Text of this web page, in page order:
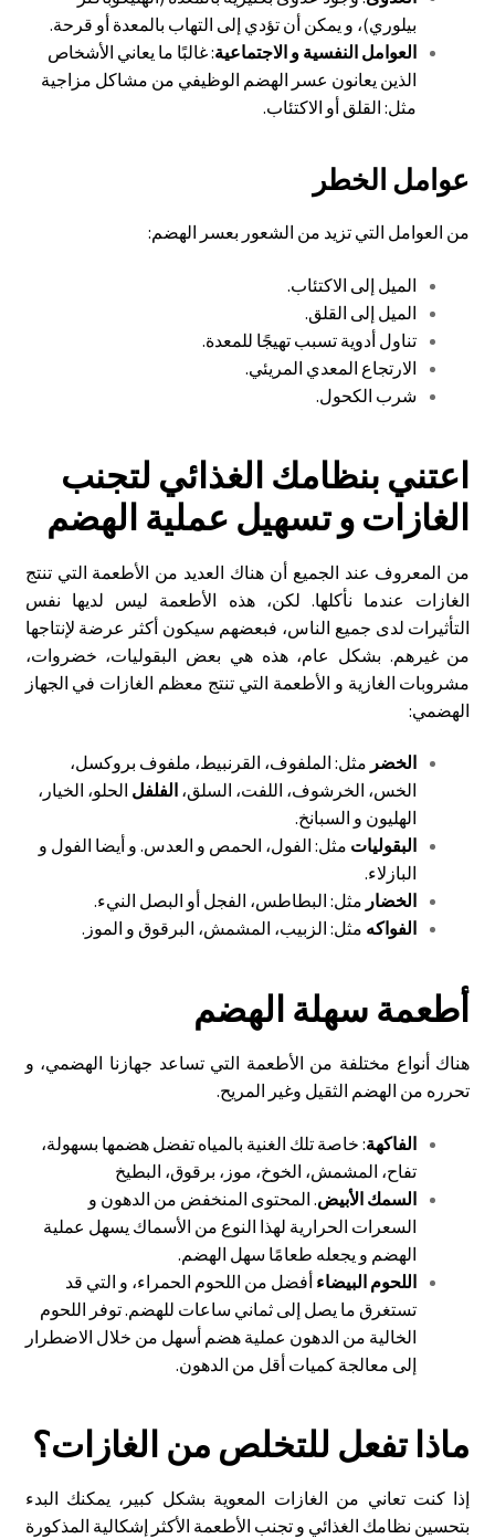
بيلوري)، و يمكن أن تؤدي إلى التهاب بالمعدة أو قرحة.
العوامل النفسية و الاجتماعية: غالبًا ما يعاني الأشخاص
الذين يعانون عسر الهضم الوظيفي من مشاكل مزاجية
مثل: القلق أو الاكتئاب.
عوامل الخطر
من العوامل التي تزيد من الشعور بعسر الهضم:
الميل إلى الاكتئاب.
الميل إلى القلق.
تناول أدوية تسبب تهيجًا للمعدة.
الارتجاع المعدي المريئي.
شرب الكحول.
اعتني بنظامك الغذائي لتجنب
الغازات و تسهيل عملية الهضم
من المعروف عند الجميع أن هناك العديد من الأطعمة التي تنتج
الغازات عندما نأكلها. لكن، هذه الأطعمة ليس لديها نفس
التأثيرات لدى جميع الناس، فبعضهم سيكون أكثر عرضة لإنتاجها
من غيرهم. بشكل عام، هذه هي بعض البقوليات، خضروات،
مشروبات الغازية و الأطعمة التي تنتج معظم الغازات في الجهاز
الهضمي:
الخضر مثل: الملفوف، القرنبيط، ملفوف بروكسل،
الخس، الخرشوف، اللفت، السلق، الفلفل الحلو، الخيار،
الهليون و السبانخ.
البقوليات مثل: الفول، الحمص و العدس. و أيضا الفول و
البازلاء.
الخضار مثل: البطاطس، الفجل أو البصل النيء.
الفواكه مثل: الزبيب، المشمش، البرقوق و الموز.
أطعمة سهلة الهضم
هناك أنواع مختلفة من الأطعمة التي تساعد جهازنا الهضمي، و
تحرره من الهضم الثقيل وغير المريح.
الفاكهة: خاصة تلك الغنية بالمياه تفضل هضمها بسهولة،
تفاح، المشمش، الخوخ، موز، برقوق، البطيخ
السمك الأبيض. المحتوى المنخفض من الدهون و
السعرات الحرارية لهذا النوع من الأسماك يسهل عملية
الهضم و يجعله طعامًا سهل الهضم.
اللحوم البيضاء أفضل من اللحوم الحمراء، و التي قد
تستغرق ما يصل إلى ثماني ساعات للهضم. توفر اللحوم
الخالية من الدهون عملية هضم أسهل من خلال الاضطرار
إلى معالجة كميات أقل من الدهون.
ماذا تفعل للتخلص من الغازات؟
إذا كنت تعاني من الغازات المعوية بشكل كبير، يمكنك البدء
بتحسين نظامك الغذائي و تجنب الأطعمة الأكثر إشكالية المذكورة